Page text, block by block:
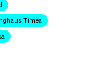
Tímea